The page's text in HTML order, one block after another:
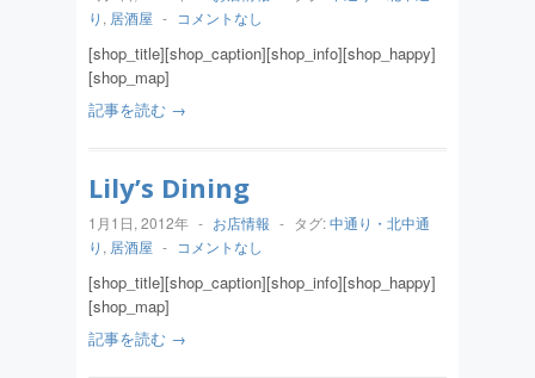
り , 居酒屋 - コメントなし
[shop_title][shop_caption][shop_info][shop_happy]
[shop_map]
記事を読む →
Lily’s Dining
1月1日, 2012年 - お店情報 - タグ:中通り・北中通
り , 居酒屋 - コメントなし
[shop_title][shop_caption][shop_info][shop_happy]
[shop_map]
記事を読む →